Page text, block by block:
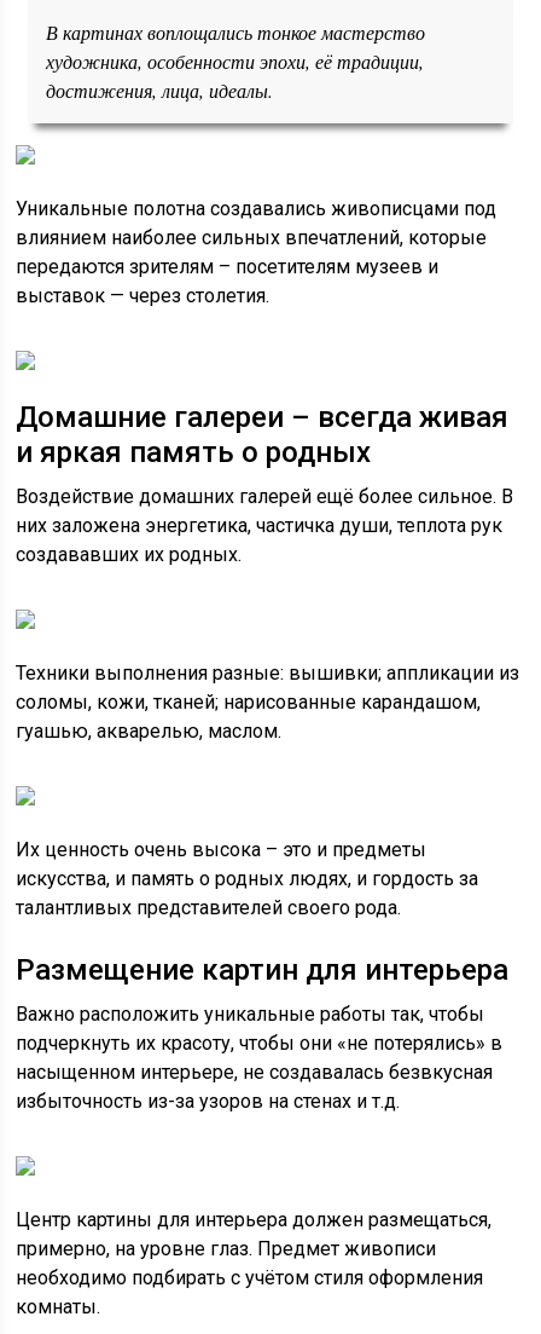
В картинах воплощались тонкое мастерство
художника, особенности эпохи, её традиции,
достижения, лица, идеалы.
Уникальные полотна создавались живописцами под
влиянием наиболее сильных впечатлений, которые
передаются зрителям – посетителям музеев и
выставок — через столетия.
Домашние галереи – всегда живая
и яркая память о родных
Воздействие домашних галерей ещё более сильное. В
них заложена энергетика, частичка души, теплота рук
создававших их родных.
Техники выполнения разные: вышивки; аппликации из
соломы, кожи, тканей; нарисованные карандашом,
гуашью, акварелью, маслом.
Их ценность очень высока – это и предметы
искусства, и память о родных людях, и гордость за
талантливых представителей своего рода.
Размещение картин для интерьера
Важно расположить уникальные работы так, чтобы
подчеркнуть их красоту, чтобы они «не потерялись» в
насыщенном интерьере, не создавалась безвкусная
избыточность из-за узоров на стенах и т.д.
Центр картины для интерьера должен размещаться,
примерно, на уровне глаз. Предмет живописи
необходимо подбирать с учётом стиля оформления
комнаты.